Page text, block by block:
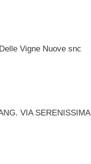
Vigne Nuove snc
VIA SERENISSIMA